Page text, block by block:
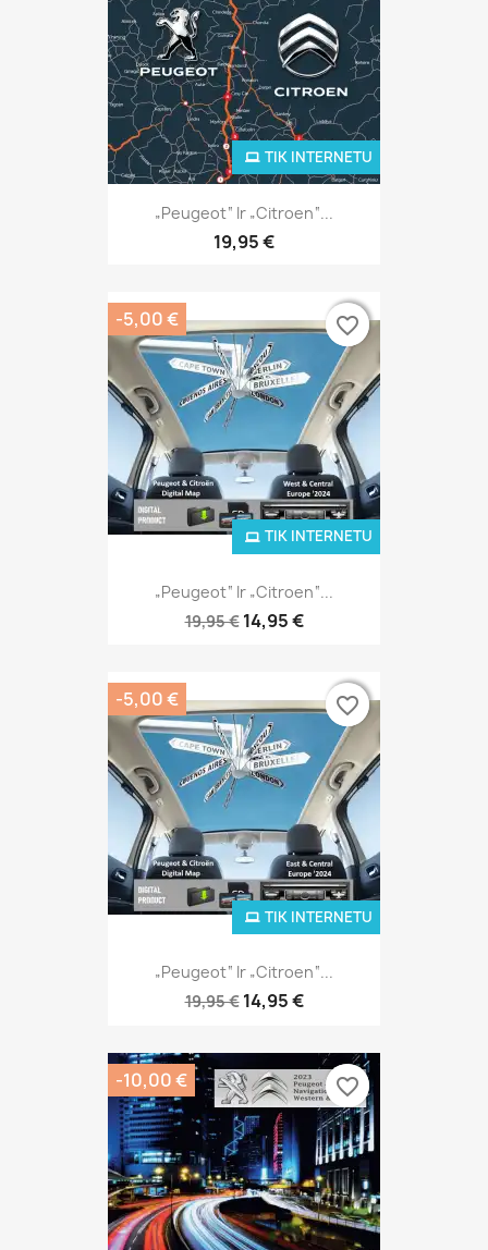
„Peugeot“ Ir „Citroen“...
19,95 €
TIK INTERNETU
„Peugeot“ Ir „Citroen“...
19,95 € 14,95 €
TIK INTERNETU
-5,00 € favorite_border
favorite_border
„Peugeot“ Ir „Citroen“...
19,95 € 14,95 €
TIK INTERNETU
-5,00 € favorite_border
favorite_border
-10,00 € favorite_border
favorite_border